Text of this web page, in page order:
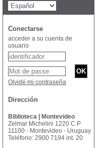
Conectarse
acceder a su cuenta de
usuario
Olvidé mi contraseña
Dirección
Biblioteca | Montevideo
Zelmar Michelini 1220 C.P
11100 - Montevideo - Uruguay
Teléfono: 2900 7194 int. 20